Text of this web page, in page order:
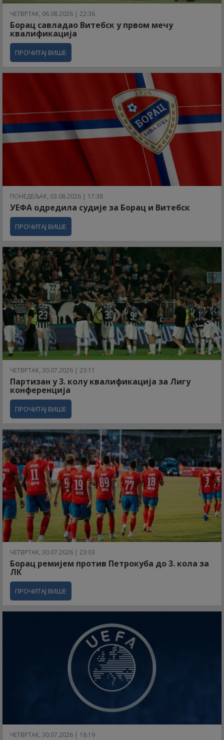
ЧЕТВРТАК, 06.08.2026 | 22:36
Борац савладао Витебск у првом мечу
квалификација
ПРОЧИТАЈ ВИШЕ
ПОНЕДЕЉАК, 03.08.2026 | 17:38
УЕФА одредила судије за Борац и Витебск
ПРОЧИТАЈ ВИШЕ
ЧЕТВРТАК, 30.07.2026 | 23:11
Партизан у 3. колу квалификација за Лигу
конференција
ПРОЧИТАЈ ВИШЕ
ЧЕТВРТАК, 30.07.2026 | 23:03
Борац ремијем против Петрокуба до 3. кола за
ЛК
ПРОЧИТАЈ ВИШЕ
ЧЕТВРТАК, 30.07.2026 | 18:19